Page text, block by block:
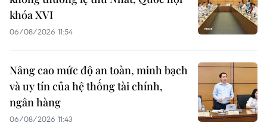
khóa XVI
06/08/2026 11:54
Nâng cao mức độ an toàn, minh bạch
và uy tín của hệ thống tài chính,
ngân hàng
06/08/2026 11:43